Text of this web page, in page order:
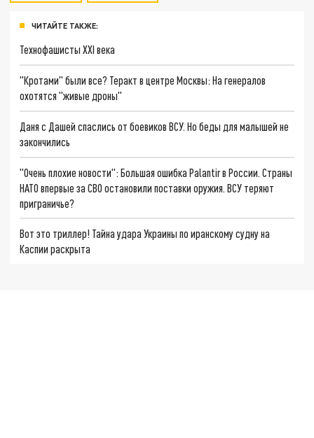
ЧИТАЙТЕ ТАКЖЕ:
Технофашисты XXI века
"Кротами" были все? Теракт в центре Москвы: На генералов
охотятся "живые дроны"
Даня с Дашей спаслись от боевиков ВСУ. Но беды для малышей не
закончились
"Очень плохие новости": Большая ошибка Palantir в России. Страны
НАТО впервые за СВО остановили поставки оружия. ВСУ теряют
приграничье?
Вот это триллер! Тайна удара Украины по иранскому судну на
Каспии раскрыта